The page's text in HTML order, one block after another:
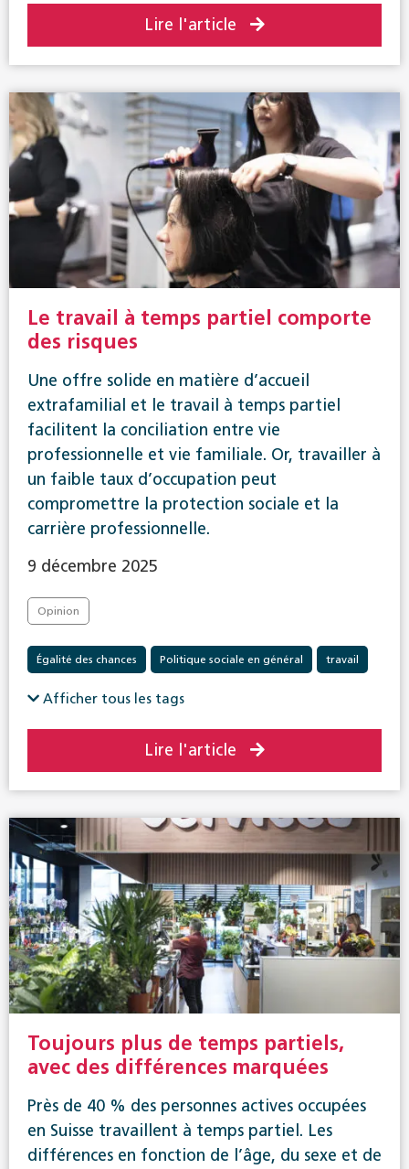
Lire l'article
Le travail à temps partiel comporte
des risques
Une offre solide en matière d’accueil
extrafamilial et le travail à temps partiel
facilitent la conciliation entre vie
professionnelle et vie familiale. Or, travailler à
un faible taux d’occupation peut
compromettre la protection sociale et la
carrière professionnelle.
9 décembre 2025
Opinion
Égalité des chances Politique sociale en général travail
Afficher tous les tags
Lire l'article
Toujours plus de temps partiels,
avec des différences marquées
Près de 40 % des personnes actives occupées
en Suisse travaillent à temps partiel. Les
différences en fonction de l’âge, du sexe et de